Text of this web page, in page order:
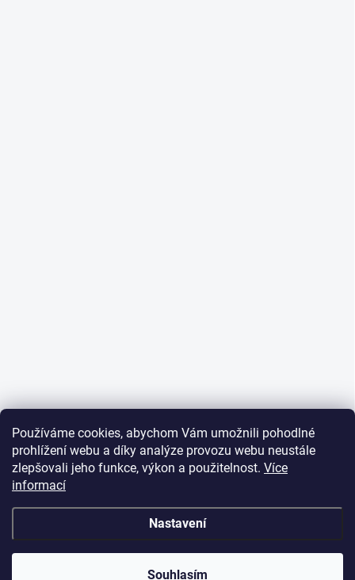
Používáme cookies, abychom Vám umožnili pohodlné
prohlížení webu a díky analýze provozu webu neustále
zlepšovali jeho funkce, výkon a použitelnost. Více
informací
Nastavení
Souhlasím